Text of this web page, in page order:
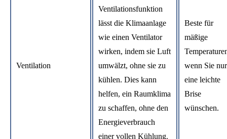
Ventilation
Ventilationsfunktion
lässt die Klimaanlage
wie einen Ventilator
wirken, indem sie Luft
umwälzt, ohne sie zu
kühlen. Dies kann
helfen, ein Raumklima
zu schaffen, ohne den
Energieverbrauch
einer vollen Kühlung.
Beste für
mäßige
wenn Sie nur
eine leichte
Brise
wünschen.